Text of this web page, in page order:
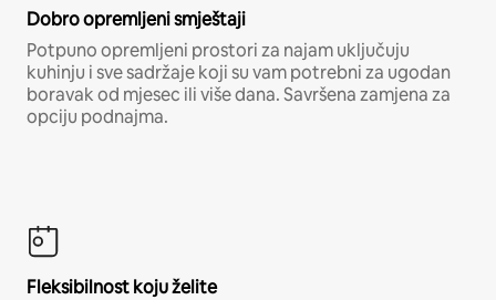
Dobro opremljeni smještaji
Potpuno opremljeni prostori za najam uključuju
kuhinju i sve sadržaje koji su vam potrebni za ugodan
boravak od mjesec ili više dana. Savršena zamjena za
opciju podnajma.
Fleksibilnost koju želite